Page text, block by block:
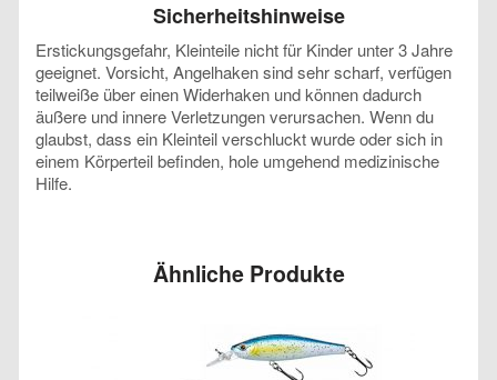
Sicherheitshinweise
Erstickungsgefahr, Kleinteile nicht für Kinder unter 3 Jahre
geeignet. Vorsicht, Angelhaken sind sehr scharf, verfügen
teilweiße über einen Widerhaken und können dadurch
äußere und innere Verletzungen verursachen. Wenn du
glaubst, dass ein Kleinteil verschluckt wurde oder sich in
einem Körperteil befinden, hole umgehend medizinische
Hilfe.
Ähnliche Produkte